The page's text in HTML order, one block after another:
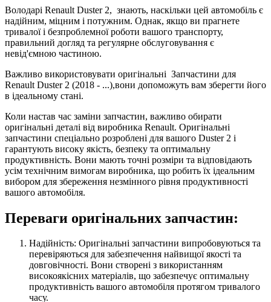
Володарі Renault Duster 2, знають, наскільки цей автомобіль є
надійним, міцним і потужним. Однак, якщо ви прагнете
тривалої і безпроблемної роботи вашого транспорту,
правильний догляд та регулярне обслуговування є
невід'ємною частиною.
Важливо використовувати оригінальні Запчастини для
Renault Duster 2 (2018 - ...),вони допоможуть вам зберегти його
в ідеальному стані.
Коли настав час заміни запчастин, важливо обирати
оригінальні деталі від виробника Renault. Оригінальні
запчастини спеціально розроблені для вашого Duster 2 і
гарантують високу якість, безпеку та оптимальну
продуктивність. Вони мають точні розміри та відповідають
усім технічним вимогам виробника, що робить їх ідеальним
вибором для збереження незмінного рівня продуктивності
вашого автомобіля.
Переваги оригінальних запчастин:
Надійність: Оригінальні запчастини випробовуються та
перевіряються для забезпечення найвищої якості та
довговічності. Вони створені з використанням
високоякісних матеріалів, що забезпечує оптимальну
продуктивність вашого автомобіля протягом тривалого
часу.